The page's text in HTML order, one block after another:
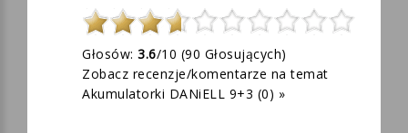
Głosów: 3.6/10 (90 Głosujących)
Zobacz recenzje/komentarze na temat
Akumulatorki DANiELL 9+3 (0) »